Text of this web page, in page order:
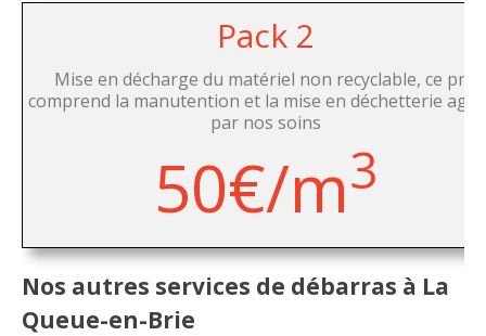
Pack 2
Mise en décharge du matériel non recyclable, ce prix
comprend la manutention et la mise en déchetterie
par nos soins
50€/m3
Nos autres services de débarras à La
Queue-en-Brie